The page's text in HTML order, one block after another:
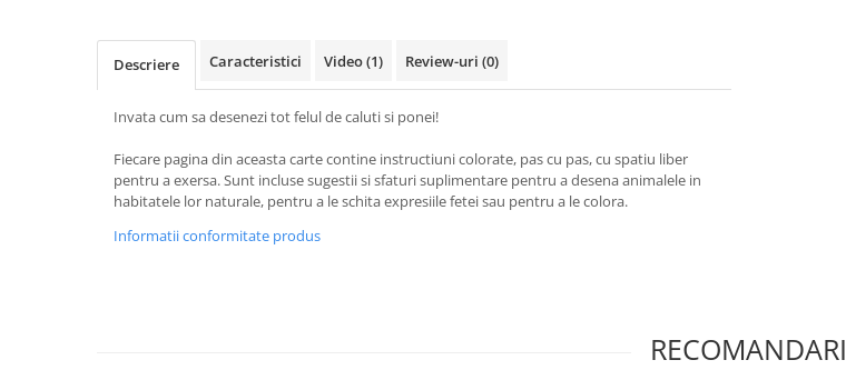
Descriere Caracteristici Video(1) Review-uri (0)
Invata cum sa desenezi tot felul de caluti si ponei!
Fiecare pagina din aceasta carte contine instructiuni colorate, pas cu pas, cu spatiu liber
pentru a exersa. Sunt incluse sugestii si sfaturi suplimentare pentru a desena animalele in
habitatele lor naturale, pentru a le schita expresiile fetei sau pentru a le colora.
Informatii conformitate produs
RECOMANDARI